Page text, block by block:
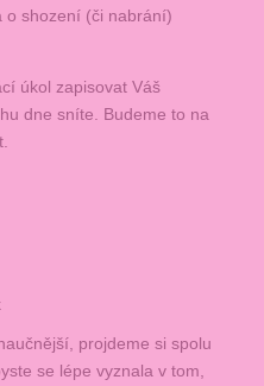
o shození (či nabrání)
úkol zapisovat Váš
dne sníte. Budeme to na
projdeme si spolu
se lépe vyznala v tom,